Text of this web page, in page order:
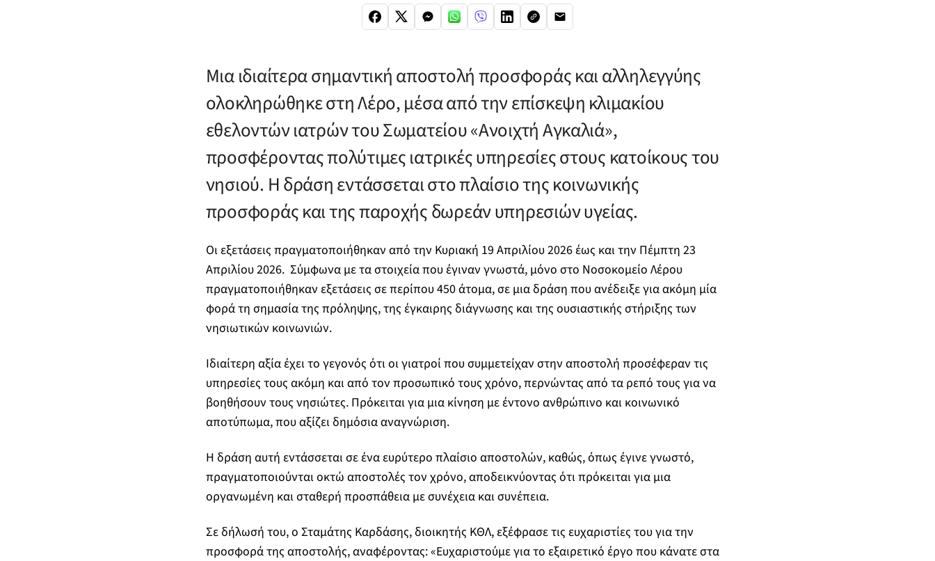
Μια ιδιαίτερα σημαντική αποστολή προσφοράς και αλληλεγγύης
ολοκληρώθηκε στη Λέρο, μέσα από την επίσκεψη κλιμακίου
εθελοντών ιατρών του Σωματείου «Ανοιχτή Αγκαλιά»,
προσφέροντας πολύτιμες ιατρικές υπηρεσίες στους κατοίκους του
νησιού. Η δράση εντάσσεται στο πλαίσιο της κοινωνικής
προσφοράς και της παροχής δωρεάν υπηρεσιών υγείας.
Οι εξετάσεις πραγματοποιήθηκαν από την Κυριακή 19 Απριλίου 2026 έως και την Πέμπτη 23
Απριλίου 2026. Σύμφωνα με τα στοιχεία που έγιναν γνωστά, μόνο στο Νοσοκομείο Λέρου
πραγματοποιήθηκαν εξετάσεις σε περίπου 450 άτομα, σε μια δράση που ανέδειξε για ακόμη μία
φορά τη σημασία της πρόληψης, της έγκαιρης διάγνωσης και της ουσιαστικής στήριξης των
νησιωτικών κοινωνιών.
Ιδιαίτερη αξία έχει το γεγονός ότι οι γιατροί που συμμετείχαν στην αποστολή προσέφεραν τις
υπηρεσίες τους ακόμη και από τον προσωπικό τους χρόνο, περνώντας από τα ρεπό τους για να
βοηθήσουν τους νησιώτες. Πρόκειται για μια κίνηση με έντονο ανθρώπινο και κοινωνικό
αποτύπωμα, που αξίζει δημόσια αναγνώριση.
Η δράση αυτή εντάσσεται σε ένα ευρύτερο πλαίσιο αποστολών, καθώς, όπως έγινε γνωστό,
πραγματοποιούνται οκτώ αποστολές τον χρόνο, αποδεικνύοντας ότι πρόκειται για μια
οργανωμένη και σταθερή προσπάθεια με συνέχεια και συνέπεια.
Σε δήλωσή του, ο Σταμάτης Καρδάσης, διοικητής ΚΘΛ, εξέφρασε τις ευχαριστίες του για την
προσφορά της αποστολής, αναφέροντας: «Ευχαριστούμε για το εξαιρετικό έργο που κάνατε στα